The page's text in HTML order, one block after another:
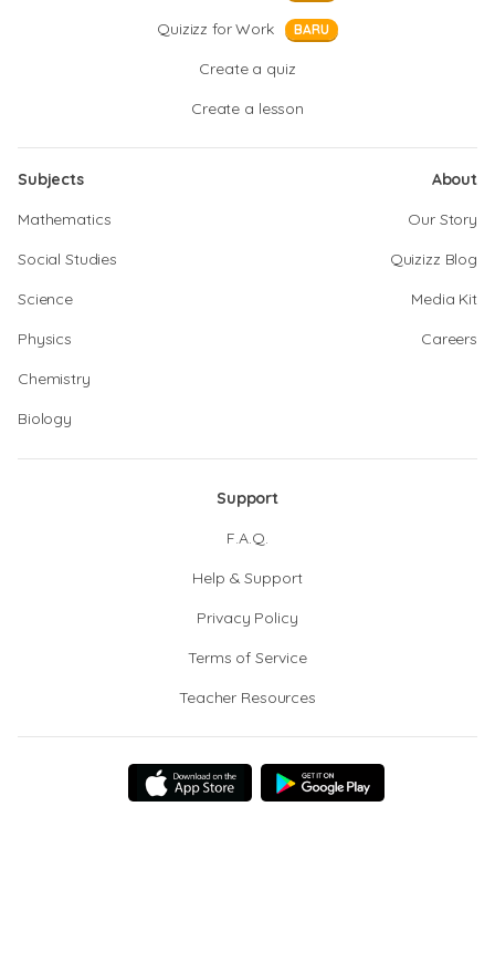
Quizizz for Work BARU
Create a quiz
Create a lesson
Subjects
Mathematics
Social Studies
Science
Physics
Chemistry
Biology
About
Our Story
Quizizz Blog
Media Kit
Careers
Support
F.A.Q.
Help & Support
Privacy Policy
Terms of Service
Teacher Resources